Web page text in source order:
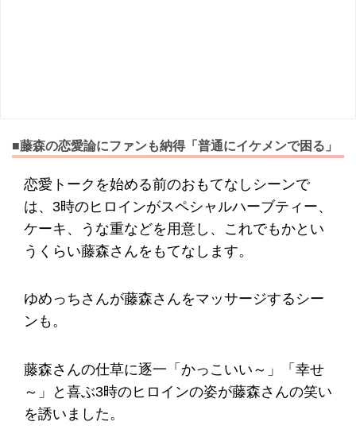
■藤森の恋愛論にファンも納得「普通にイケメンで困る」
恋愛トークを始める前のおもてなしシーンで
は、3時のヒロインがスペシャルハーブティー、
ケーキ、うな重などを用意し、これでもかとい
うくらい藤森さんをもてなします。
ゆめっちさんが藤森さんをマッサージするシー
ンも。
藤森さんの仕草に逐一「かっこいい～」「幸せ
～」と喜ぶ3時のヒロインの姿が藤森さんの笑い
を誘いました。